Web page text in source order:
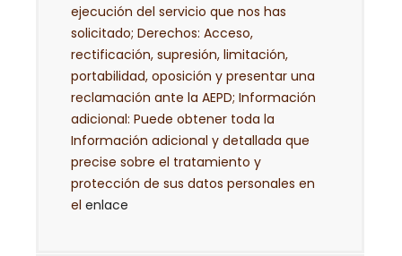
ejecución del servicio que nos has
solicitado; Derechos: Acceso,
rectificación, supresión, limitación,
portabilidad, oposición y presentar una
reclamación ante la AEPD; Información
adicional: Puede obtener toda la
Información adicional y detallada que
precise sobre el tratamiento y
protección de sus datos personales en
el enlace